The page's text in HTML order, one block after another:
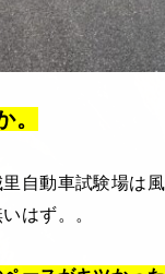
。
自動車試験場は
はず。。